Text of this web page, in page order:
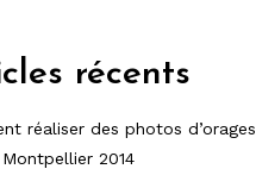
récents
réaliser des photos d’orages
2014